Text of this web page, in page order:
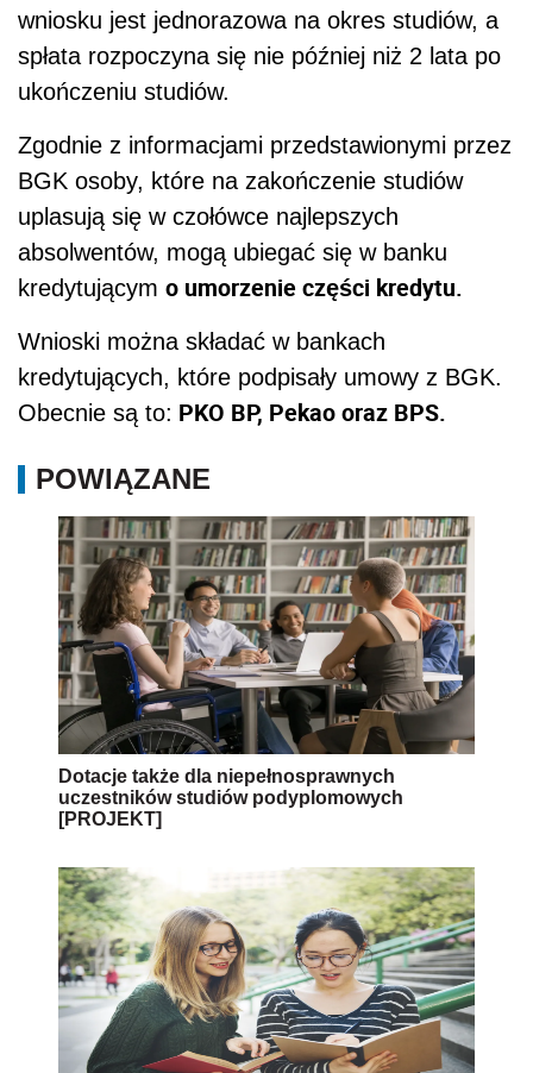
wniosku jest jednorazowa na okres studiów, a
spłata rozpoczyna się nie później niż 2 lata po
ukończeniu studiów.
Zgodnie z informacjami przedstawionymi przez
BGK osoby, które na zakończenie studiów
uplasują się w czołówce najlepszych
absolwentów, mogą ubiegać się w banku
kredytującym o umorzenie części kredytu.
Wnioski można składać w bankach
kredytujących, które podpisały umowy z BGK.
Obecnie są to: PKO BP, Pekao oraz BPS.
POWIĄZANE
Dotacje także dla niepełnosprawnych
uczestników studiów podyplomowych
[PROJEKT]